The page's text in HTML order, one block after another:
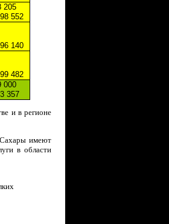
205
552
140
482
000
357
и в регионе
Сахары имеют
в области